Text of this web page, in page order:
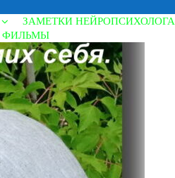
ЗАМЕТКИ НЕЙРОПСИХОЛОГА
ФИЛЬМЫ